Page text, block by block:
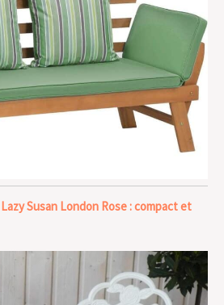
Susan London Rose : compact et